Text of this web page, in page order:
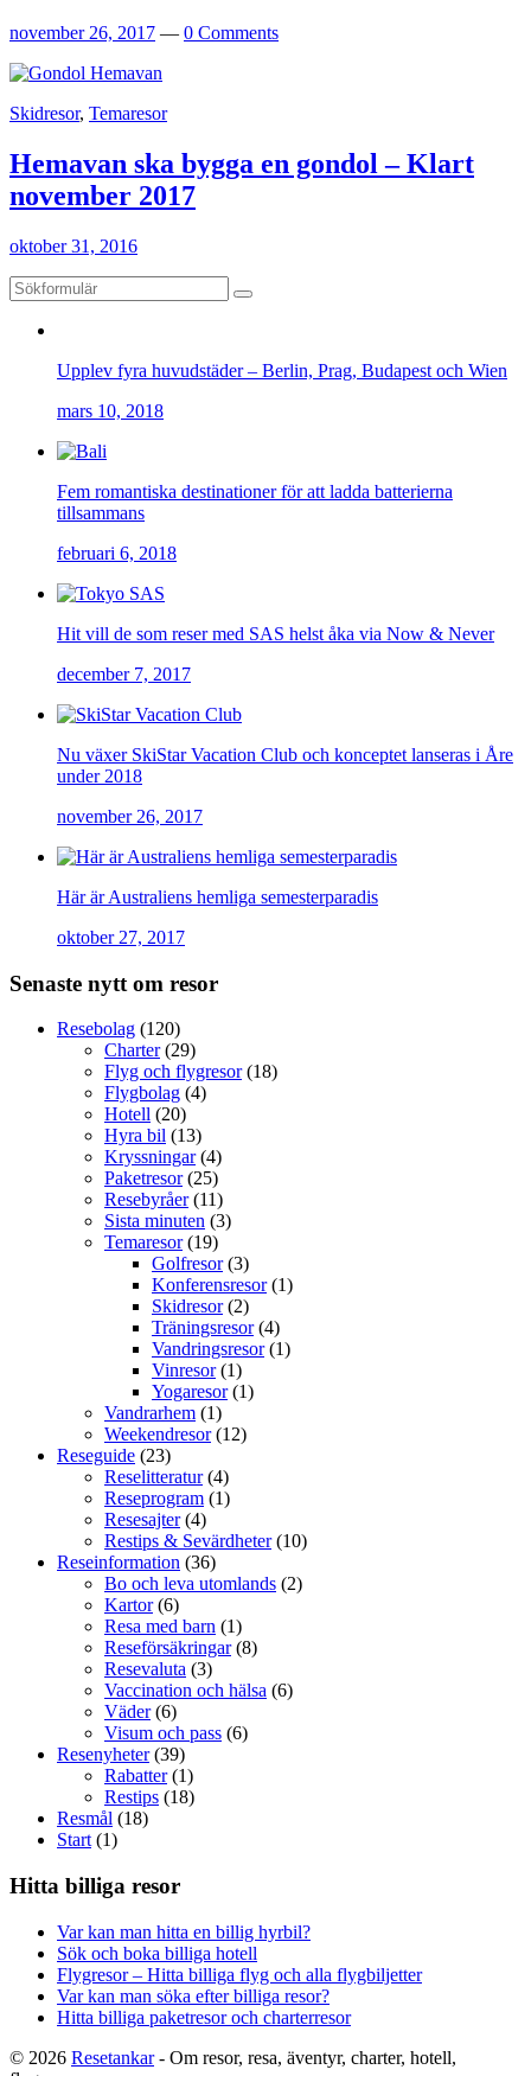
november 26, 2017 — 0 Comments
Skidresor, Temaresor
Hemavan ska bygga en gondol – Klart
november 2017
oktober 31, 2016
Upplev fyra huvudstäder – Berlin, Prag, Budapest och Wien
mars 10, 2018
Fem romantiska destinationer för att ladda batterierna
tillsammans
februari 6, 2018
Hit vill de som reser med SAS helst åka via Now & Never
december 7, 2017
Nu växer SkiStar Vacation Club och konceptet lanseras i Åre
under 2018
november 26, 2017
Här är Australiens hemliga semesterparadis
oktober 27, 2017
Senaste nytt om resor
Resebolag (120)
Charter(29)
Flyg och flygresor(18)
Flygbolag (4)
Hotell (20)
Hyra bil (13)
Kryssningar(4)
Paketresor(25)
Resebyråer(11)
Sista minuten (3)
Temaresor(19)
Golfresor(3)
Konferensresor(1)
Skidresor(2)
Träningsresor(4)
Vandringsresor(1)
Vinresor(1)
Yogaresor(1)
Vandrarhem (1)
Weekendresor(12)
Reseguide (23)
Reselitteratur(4)
Reseprogram (1)
Resesajter(4)
Restips & Sevärdheter(10)
Reseinformation (36)
Bo och leva utomlands (2)
Kartor(6)
Resa med barn (1)
Reseförsäkringar(8)
Resevaluta (3)
Vaccination och hälsa (6)
Väder(6)
Visum och pass (6)
Resenyheter(39)
Rabatter(1)
Restips (18)
Resmål (18)
Start (1)
Hitta billiga resor
Var kan man hitta en billig hyrbil?
Sök och boka billiga hotell
Flygresor – Hitta billiga flyg och alla flygbiljetter
Var kan man söka efter billiga resor?
Hitta billiga paketresor och charterresor
© 2026 Resetankar- Om resor, resa, äventyr, charter, hotell,